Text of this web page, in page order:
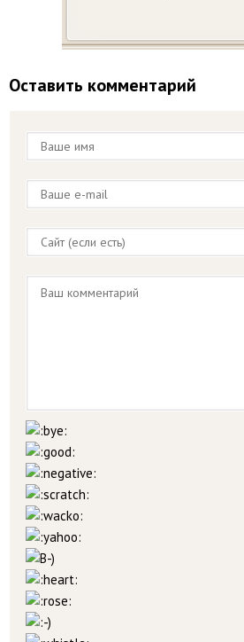
Оставить комментарий